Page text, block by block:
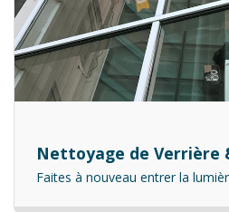
Nettoyage de Verrière
Faites à nouveau entrer la